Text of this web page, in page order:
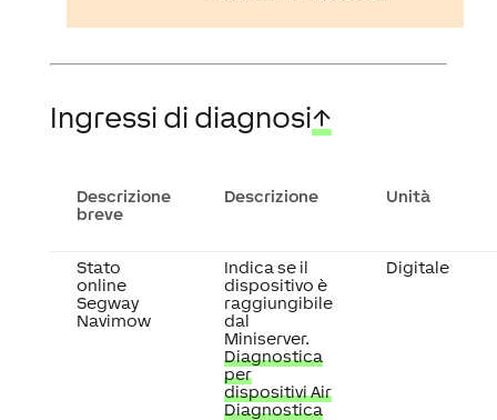
Ingressi di diagnosi↑
Descrizione
breve
Descrizione Unità
Stato
online
Segway
Navimow
Indica se il
dispositivo è
raggiungibile
dal
Miniserver.
Diagnostica
per
dispositivi Air
Diagnostica
Digitale